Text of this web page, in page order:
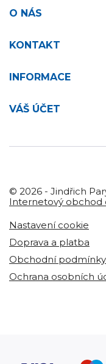
O NÁS
KONTAKT
INFORMACE
VÁŠ ÚČET
© 2026 - Jindřich
Internetový obchod
Nastavení cookie
Doprava a platba
Obchodní podmínky
Ochrana osobních